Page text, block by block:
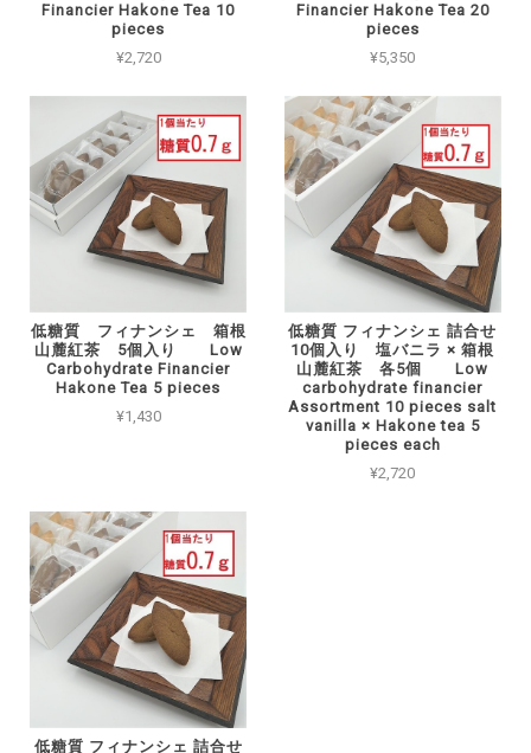
Financier Hakone Tea 10
pieces
¥2,720
Financier Hakone Tea 20
pieces
¥5,350
低糖質 フィナンシェ 箱根
山麓紅茶 5個入り Low
Carbohydrate Financier
Hakone Tea 5 pieces
¥1,430
低糖質 フィナンシェ 詰合せ
10個入り 塩バニラ × 箱根
山麓紅茶 各5個 Low
carbohydrate financier
Assortment 10 pieces salt
vanilla × Hakone tea 5
pieces each
¥2,720
低糖質 フィナンシェ 詰合せ